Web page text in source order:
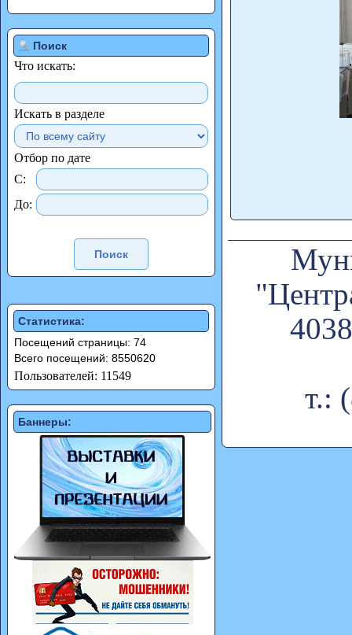
Поиск
Что искать:
Искать в разделе
Отбор по дате
С:
До:
Статистика:
Посещений страницы: 74
Всего посещений: 8550620
Пользователей: 11549
Баннеры:
т.: